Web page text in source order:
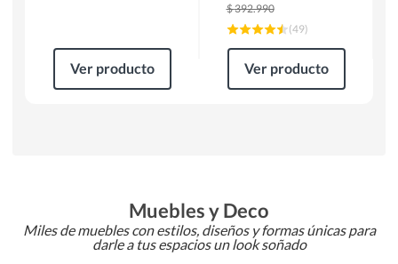
Ver producto
$392.990
(49)
Ver producto
Muebles y Deco
Miles de muebles con estilos, diseños y formas únicas para
darle a tus espacios un look soñado